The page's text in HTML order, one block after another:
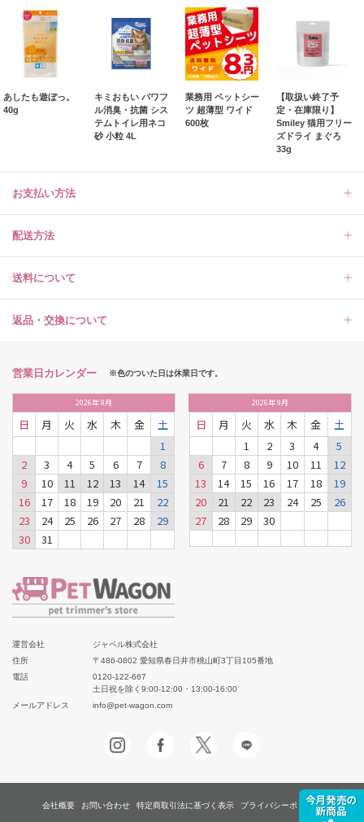
あしたも遊ぼっ。
40g
キミおもい パワフ
ル消臭・抗菌 シス
テムトイレ用ネコ
砂 小粒 4L
業務用 ペットシー
ツ 超薄型 ワイド
600枚
【取扱い終了予
定・在庫限り】
Smiley 猫用フリー
ズドライ まぐろ
33g
お支払い方法
配送方法
送料について
返品・交換について
営業日カレンダー ※色のついた日は休業日です。
2026年8月
日 月 火 水 木 金
土
1
2
3 4 5 6 7
8
9
10 11 12 13 14
15
16
17 18 19 20 21
22
23
24 25 26 27 28
29
30
31
2026年9月
日 月 火 水 木 金
土
1
2 3 4
5
6
7 8 9 10 11
12
13
14 15 16 17 18
19
20
21 22 23 24 25
26
27
28 29 30
運営会社
ジャペル株式会社
住所
〒486-0802 愛知県春日井市桃山町3丁目105番地
電話
0120-122-667
土日祝を除く9:00-12:00・13:00-16:00
メールアドレス
info@pet-wagon.com
会社概要 お問い合わせ 特定商取引法に基づく表示 プライバシーポリシー